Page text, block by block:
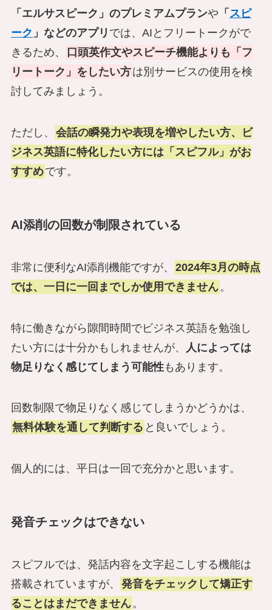
「エルサスピーク」のプレミアムプランや 「 スピ
ーク 」などのアプリ では、AIとフリートークがで
きるため、
口頭英作文やスピーチ機能よりも「フ
リートーク」をしたい方は別サービスの使用を検
討してみましょう。
ただし、
会話の瞬発力や表現を増やしたい方、ビ
ジネス英語に特化したい方には「スピフル」がお
すすめです。
AI添削の回数が制限されている
非常に便利なAI添削機能ですが、
2024年3月の時点
では、一日に一回までしか使用できません 。
特に働きながら隙間時間でビジネス英語を勉強し
たい方には十分かもしれませんが、
人によっては
物足りなく感じてしまう可能性もあります。
回数制限で物足りなく感じてしまうかどうかは、
無料体験を通して判断する と良いでしょう。
個人的には、平日は一回で充分かと思います。
発音チェックはできない
スピフルでは、発話内容を文字起こしする機能は
搭載されていますが、
発音をチェックして矯正す
ることはまだできません 。